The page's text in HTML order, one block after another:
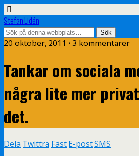
Stefan Lidén
20 oktober, 2011 • 3 kommentarer
Tankar om sociala
några lite mer
det.
Dela Twittra Fäst E-postSMS